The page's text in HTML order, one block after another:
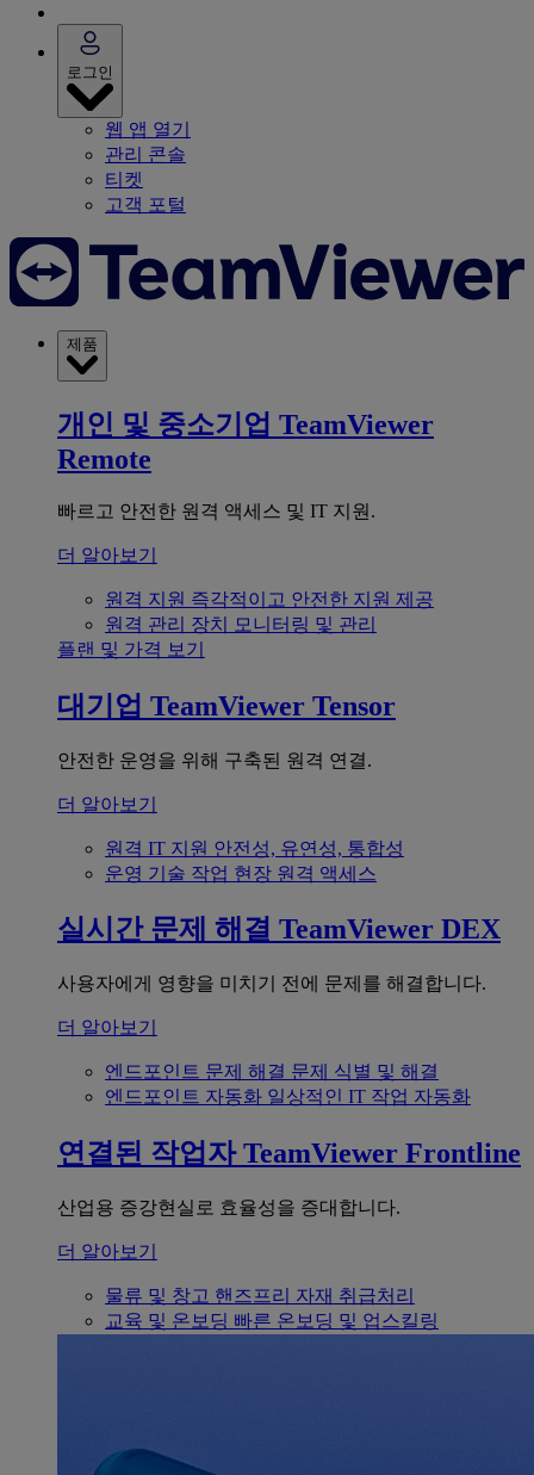
로그인
웹 앱 열기
관리 콘솔
티켓
고객 포털
제품
개인 및 중소기업 TeamViewer
Remote
빠르고 안전한 원격 액세스 및 IT 지원.
더 알아보기
원격 지원 즉각적이고 안전한 지원 제공
원격 관리 장치 모니터링 및 관리
플랜 및 가격 보기
대기업 TeamViewer Tensor
안전한 운영을 위해 구축된 원격 연결.
더 알아보기
원격 IT 지원 안전성, 유연성, 통합성
운영 기술 작업 현장 원격 액세스
실시간 문제 해결 TeamViewer DEX
사용자에게 영향을 미치기 전에 문제를 해결합니다.
더 알아보기
엔드포인트 문제 해결 문제 식별 및 해결
엔드포인트 자동화 일상적인 IT 작업 자동화
연결된 작업자 TeamViewer Frontline
산업용 증강현실로 효율성을 증대합니다.
더 알아보기
물류 및 창고 핸즈프리 자재 취급처리
교육 및 온보딩 빠른 온보딩 및 업스킬링